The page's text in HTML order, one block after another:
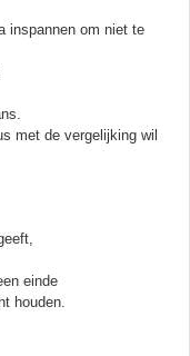
inspannen om niet te
met de vergelijking wil
einde
houden.